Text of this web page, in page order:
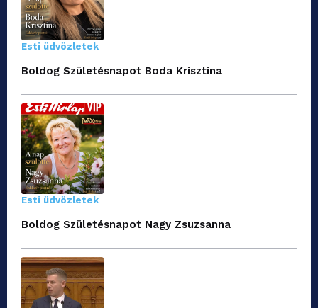
Esti üdvözletek
Boldog Születésnapot Boda Krisztina
Esti üdvözletek
Boldog Születésnapot Nagy Zsuzsanna